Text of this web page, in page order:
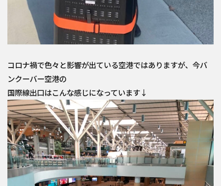
コロナ禍で色々と影響が出ている空港ではありますが、今バ
ンクーバー空港の
国際線出口はこんな感じになっています↓